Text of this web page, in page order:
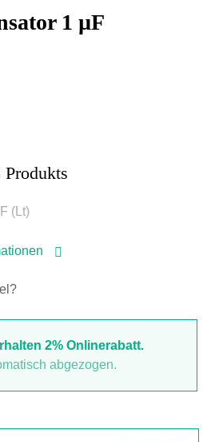
1 µF
Produkts
(Lt)
2% Onlinerabatt.
abgezogen.